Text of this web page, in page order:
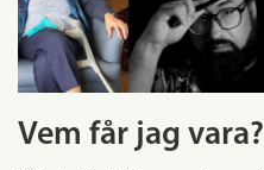
Vem får jag vara?